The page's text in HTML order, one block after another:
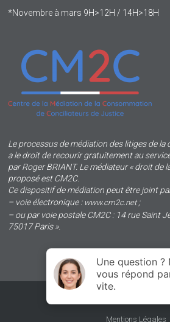
*Novembre à mars 9H>12H / 14H>18H
Le processus de médiation des litiges de la
a le droit de recourir gratuitement au
par Roger BRIANT. Le médiateur « droit de
proposé est CM2C.
Ce dispositif de médiation peut être joint
– voie électronique : www.cm2c.net;
– ou par voie postale CM2C : 14 rue Saint
75017 Paris ».
Mentions Légales